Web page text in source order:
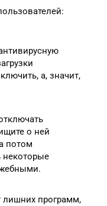
а, значит,
о ней
потом
некоторые
лишних программ,